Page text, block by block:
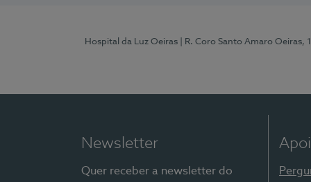
Hospital da Luz Oeiras | R. Coro Santo Amaro Oeiras,
Newsletter
Quer receber a newsletter do